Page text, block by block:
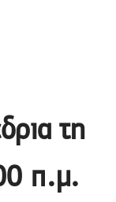
τη
π.μ.